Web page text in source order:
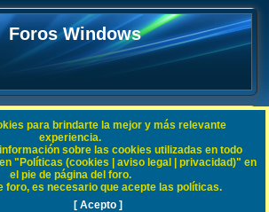
Foros Windows
para brindarte la mejor y más relevante
experiencia.
sobre las cookies utilizadas en todo
"Políticas (cookies | aviso legal | privacidad)" en
el pie de página del foro.
foro, es necesario que acepte las políticas.
[ Acepto ]